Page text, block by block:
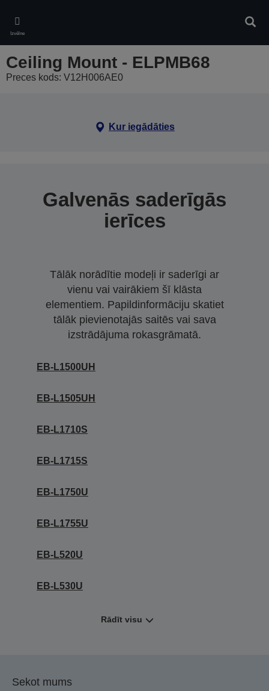
main
content
Izvēlne
Ceiling Mount - ELPMB68
Preces kods: V12H006AE0
Kur iegādāties
Galvenās saderīgās
ierīces
Tālāk norādītie modeļi ir saderīgi ar
vienu vai vairākiem šī klāsta
elementiem. Papildinformāciju skatiet
tālāk pievienotajās saitēs vai sava
izstrādājuma rokasgrāmatā.
EB-L1500UH
EB-L1505UH
EB-L1710S
EB-L1715S
EB-L1750U
EB-L1755U
EB-L520U
EB-L530U
Rādīt visu
Sekot mums